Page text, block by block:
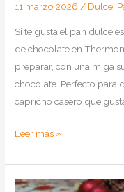
11 marzo 2026/ Dulce,
Si te gusta el pan dulce
de chocolate en
preparar, con una miga
chocolate. Perfecto para
capricho casero que
Como
pan
brioche
Leer más »